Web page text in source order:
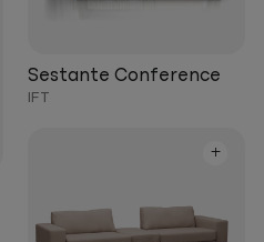
Sestante Conference
IFT
+